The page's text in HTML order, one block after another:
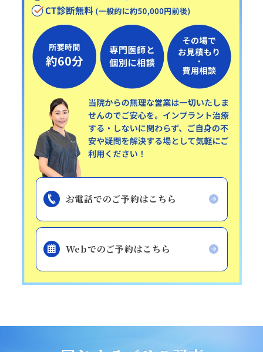
お電話でのご予約はこちら
Webでのご予約はこちら